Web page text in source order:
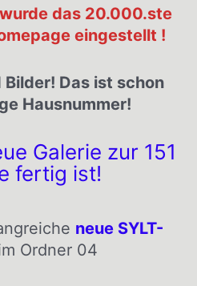
das 20.000.ste
eingestellt !
Das ist schon
Hausnummer!
Galerie zur 151
fertig ist!
neue SYLT-
Ordner 04